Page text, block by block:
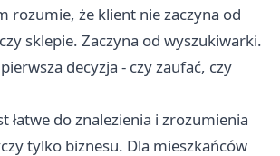
rozumie, że klient nie zaczyna od
sklepie. Zaczyna od wyszukiwarki.
decyzja - czy zaufać, czy
łatwe do znalezienia i zrozumienia
tylko biznesu. Dla mieszkańców